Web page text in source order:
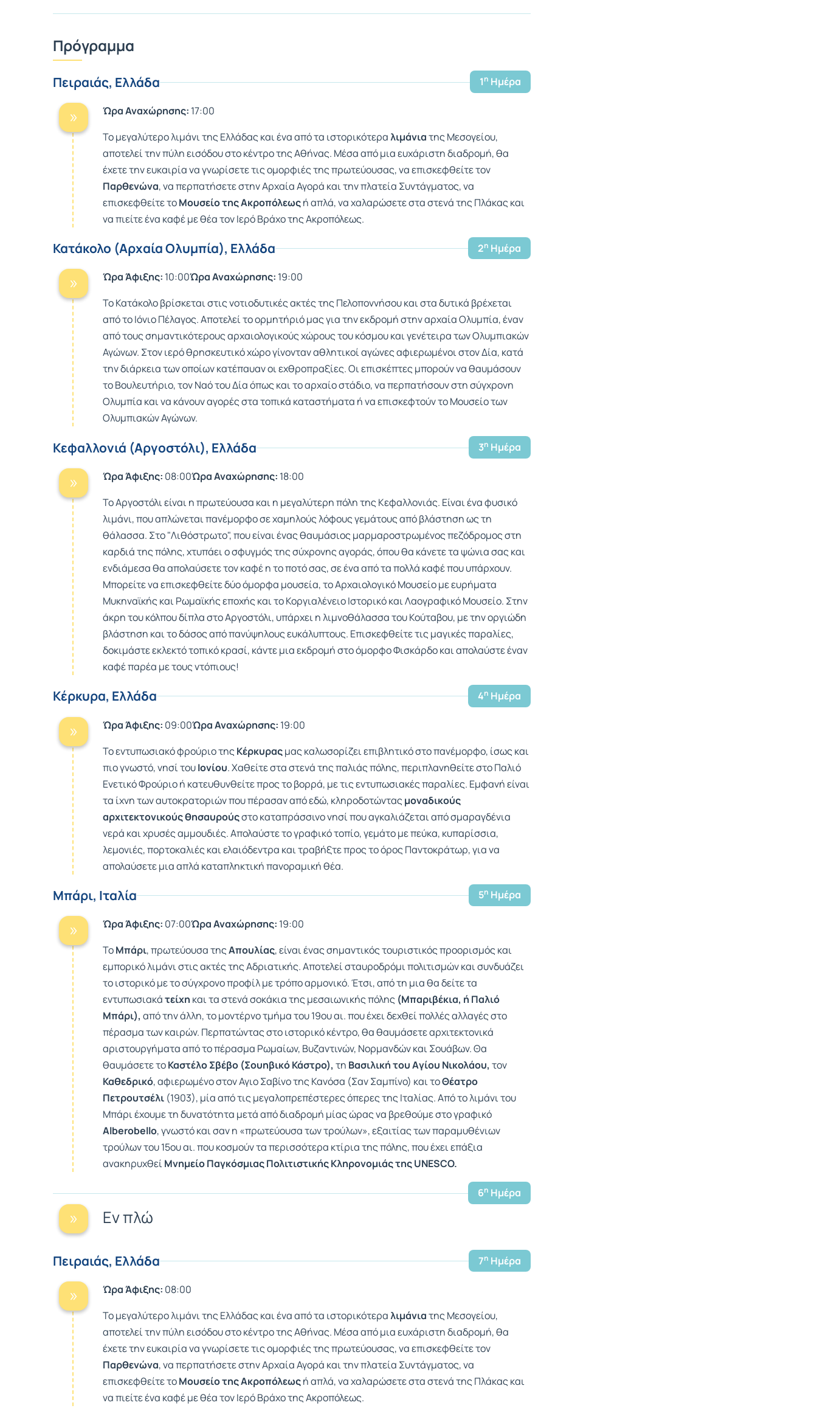
Πρόγραμμα
Πειραιάς, Ελλάδα 1η Ημέρα
Ώρα Αναχώρησης: 17:00
Το μεγαλύτερο λιμάνι της Ελλάδας και ένα από τα ιστορικότεραλιμάνιατης Μεσογείου,
αποτελεί την πύλη εισόδου στο κέντρο της Αθήνας. Μέσα από μια ευχάριστη διαδρομή, θα
έχετε την ευκαιρία να γνωρίσετε τις ομορφιές της πρωτεύουσας, να επισκεφθείτε τον
Παρθενώνα, να περπατήσετε στην Αρχαία Αγορά και την πλατεία Συντάγματος, να
επισκεφθείτε τοΜουσείο της Ακροπόλεωςή απλά, να χαλαρώσετε στα στενά της Πλάκας και
να πιείτε ένα καφέ με θέα τον Ιερό Βράχο της Ακροπόλεως.
Κατάκολο (Αρχαία Ολυμπία), Ελλάδα 2η Ημέρα
Ώρα Άφιξης: 10:00Ώρα Αναχώρησης: 19:00
Το Κατάκολο βρίσκεται στις νοτιοδυτικές ακτές της Πελοποννήσου και στα δυτικά βρέχεται
από το Ιόνιο Πέλαγος. Αποτελεί το ορμητήριό μας για την εκδρομή στην αρχαία Ολυμπία, έναν
από τους σημαντικότερους αρχαιολογικούς χώρους του κόσμου και γενέτειρα των Ολυμπιακών
Αγώνων. Στον ιερό θρησκευτικό χώρο γίνονταν αθλητικοί αγώνες αφιερωμένοι στον Δία, κατά
την διάρκεια των οποίων κατέπαυαν οι εχθροπραξίες. Οι επισκέπτες μπορούν να θαυμάσουν
το Βουλευτήριο, τον Ναό του Δία όπως και το αρχαίο στάδιο, να περπατήσουν στη σύγχρονη
Ολυμπία και να κάνουν αγορές στα τοπικά καταστήματα ή να επισκεφτούν το Μουσείο των
Ολυμπιακών Αγώνων.
Κεφαλλονιά (Αργοστόλι), Ελλάδα 3η Ημέρα
Ώρα Άφιξης: 08:00Ώρα Αναχώρησης: 18:00
Το Αργοστόλι είναι η πρωτεύουσα και η μεγαλύτερη πόλη της Κεφαλλονιάς. Είναι ένα φυσικό
λιμάνι, που απλώνεται πανέμορφο σε χαμηλούς λόφους γεμάτους από βλάστηση ως τη
θάλασσα. Στο "Λιθόστρωτο", που είναι ένας θαυμάσιος μαρμαροστρωμένος πεζόδρομος στη
καρδιά της πόλης, χτυπάει ο σφυγμός της σύχρονης αγοράς, όπου θα κάνετε τα ψώνια σας και
ενδιάμεσα θα απολαύσετε τον καφέ η το ποτό σας, σε ένα από τα πολλά καφέ που υπάρχουν.
Μπορείτε να επισκεφθείτε δύο όμορφα μουσεία, το Αρχαιολογικό Μουσείο με ευρήματα
Μυκηναϊκής και Ρωμαϊκής εποχής και το Κοργιαλένειο Ιστορικό και Λαογραφικό Μουσείο. Στην
άκρη του κόλπου δίπλα στο Αργοστόλι, υπάρχει η λιμνοθάλασσα του Κούταβου, με την οργιώδη
βλάστηση και το δάσος από πανύψηλους ευκάλυπτους. Επισκεφθείτε τις μαγικές παραλίες,
δοκιμάστε εκλεκτό τοπικό κρασί, κάντε μια εκδρομή στο όμορφο Φισκάρδο και απολαύστε έναν
καφέ παρέα με τους ντόπιους!
Κέρκυρα, Ελλάδα 4η Ημέρα
Ώρα Άφιξης: 09:00Ώρα Αναχώρησης: 19:00
Το εντυπωσιακό φρούριο τηςΚέρκυραςμας καλωσορίζει επιβλητικό στο πανέμορφο, ίσως και
πιο γνωστό, νησί τουΙονίου. Χαθείτε στα στενά της παλιάς πόλης, περιπλανηθείτε στο Παλιό
Ενετικό Φρούριο ή κατευθυνθείτε προς το βορρά, με τις εντυπωσιακές παραλίες. Εμφανή είναι
τα ίχνη των αυτοκρατοριών που πέρασαν από εδώ, κληροδοτώνταςμοναδικούς
αρχιτεκτονικούς θησαυρούςστο καταπράσσινο νησί που αγκαλιάζεται από σμαραγδένια
νερά και χρυσές αμμουδιές. Απολαύστε το γραφικό τοπίο, γεμάτο με πεύκα, κυπαρίσσια,
λεμονιές, πορτοκαλιές και ελαιόδεντρα και τραβήξτε προς το όρος Παντοκράτωρ, για να
απολαύσετε μια απλά καταπληκτική πανοραμική θέα.
Μπάρι, Ιταλία 5η Ημέρα
Ώρα Άφιξης: 07:00Ώρα Αναχώρησης: 19:00
ΤοΜπάρι, πρωτεύουσα τηςΑπουλίας, είναι ένας σημαντικός τουριστικός προορισμός και
εμπορικό λιμάνι στις ακτές της Αδριατικής. Αποτελεί σταυροδρόμι πολιτισμών και συνδυάζει
το ιστορικό με το σύγχρονο προφίλ με τρόπο αρμονικό. Έτσι, από τη μια θα δείτε τα
εντυπωσιακάτείχη και τα στενά σοκάκια της μεσαιωνικής πόλης (Μπαριβέκια, ή Παλιό
Μπάρι), από την άλλη, το μοντέρνο τμήμα του 19ου αι. που έχει δεχθεί πολλές αλλαγές στο
πέρασμα των καιρών. Περπατώντας στο ιστορικό κέντρο, θα θαυμάσετε αρχιτεκτονικά
αριστουργήματα από το πέρασμα Ρωμαίων, Βυζαντινών, Νορμανδών και Σουάβων. Θα
θαυμάσετε τοΚαστέλο Σβέβο (Σουηβικό Κάστρο), τη Βασιλική του Aγίου Nικολάου, τον
Καθεδρικό, αφιερωμένο στον Αγιο Σαβίνο της Κανόσα (Σαν Σαμπίνο) και τοΘέατρο
Πετρουτσέλι (1903), μία από τις μεγαλοπρεπέστερες όπερες της Ιταλίας. Από το λιμάνι του
Μπάρι έχουμε τη δυνατότητα μετά από διαδρομή μίας ώρας να βρεθούμε στο γραφικό
Alberobello, γνωστό και σαν η «πρωτεύουσα των τρούλων», εξαιτίας των παραμυθένιων
τρούλων του 15ου αι. που κοσμούν τα περισσότερα κτίρια της πόλης, που έχει επάξια
ανακηρυχθείΜνημείο Παγκόσμιας Πολιτιστικής Κληρονομιάς της UNESCO.
6η Ημέρα
Εν πλώ
Πειραιάς, Ελλάδα 7η Ημέρα
Ώρα Άφιξης: 08:00
Το μεγαλύτερο λιμάνι της Ελλάδας και ένα από τα ιστορικότεραλιμάνιατης Μεσογείου,
αποτελεί την πύλη εισόδου στο κέντρο της Αθήνας. Μέσα από μια ευχάριστη διαδρομή, θα
έχετε την ευκαιρία να γνωρίσετε τις ομορφιές της πρωτεύουσας, να επισκεφθείτε τον
Παρθενώνα, να περπατήσετε στην Αρχαία Αγορά και την πλατεία Συντάγματος, να
επισκεφθείτε τοΜουσείο της Ακροπόλεωςή απλά, να χαλαρώσετε στα στενά της Πλάκας και
να πιείτε ένα καφέ με θέα τον Ιερό Βράχο της Ακροπόλεως.